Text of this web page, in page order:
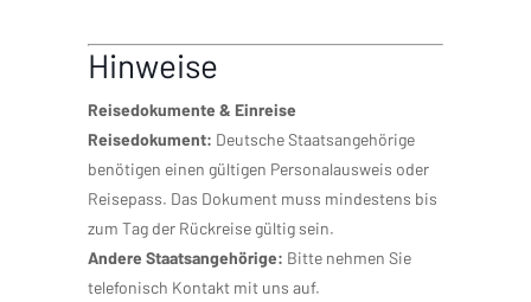
Hinweise
Reisedokumente & Einreise
Reisedokument: Deutsche Staatsangehörige
benötigen einen gültigen Personalausweis oder
Reisepass. Das Dokument muss mindestens bis
zum Tag der Rückreise gültig sein.
Andere Staatsangehörige: Bitte nehmen Sie
telefonisch Kontakt mit uns auf.